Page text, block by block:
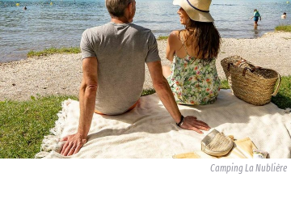
Camping La Nublière